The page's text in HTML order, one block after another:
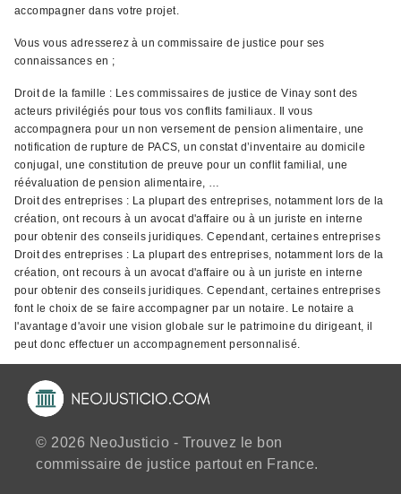
accompagner dans votre projet.
Vous vous adresserez à un commissaire de justice pour ses
connaissances en ;
Droit de la famille : Les commissaires de justice de Vinay sont des
acteurs privilégiés pour tous vos conflits familiaux. Il vous
accompagnera pour un non versement de pension alimentaire, une
notification de rupture de PACS, un constat d’inventaire au domicile
conjugal, une constitution de preuve pour un conflit familial, une
réévaluation de pension alimentaire, …
Droit des entreprises : La plupart des entreprises, notamment lors de la
création, ont recours à un avocat d'affaire ou à un juriste en interne
pour obtenir des conseils juridiques. Cependant, certaines entreprises
Droit des entreprises : La plupart des entreprises, notamment lors de la
création, ont recours à un avocat d'affaire ou à un juriste en interne
pour obtenir des conseils juridiques. Cependant, certaines entreprises
font le choix de se faire accompagner par un notaire. Le notaire a
l'avantage d'avoir une vision globale sur le patrimoine du dirigeant, il
peut donc effectuer un accompagnement personnalisé.
© 2026 NeoJusticio - Trouvez le bon
commissaire de justice partout en France.